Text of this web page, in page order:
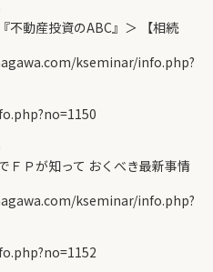
不動産投資のABC』＞ 【相続
kseminar/info.php?
Ｐが知って おくべき最新事情
kseminar/info.php?